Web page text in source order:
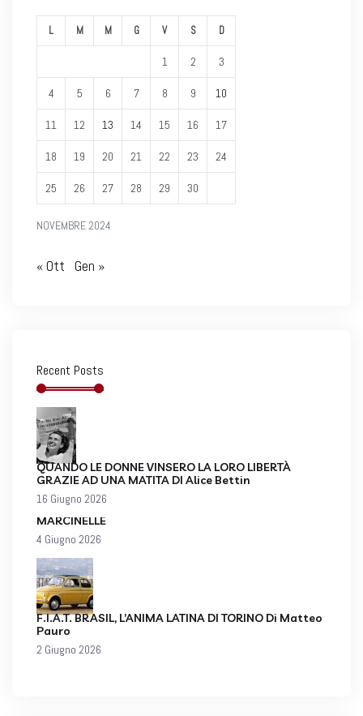
NOVEMBRE 2024
L M M G V S D
1 2 3
4 5 6 7 8 9 10
11 12 13 14 15 16 17
18 19 20 21 22 23 24
25 26 27 28 29 30
« Ott Gen »
Recent Posts
QUANDO LE DONNE VINSERO LA LORO LIBERTÀ
GRAZIE AD UNA MATITA DI Alice Bettin
16 Giugno 2026
MARCINELLE
4 Giugno 2026
F.I.A.T. BRASIL, L’ANIMA LATINA DI TORINO Di Matteo
Pauro
2 Giugno 2026